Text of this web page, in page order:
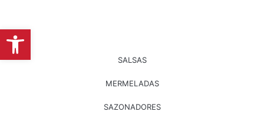
SALSAS
MERMELADAS
SAZONADORES
Abrir barra de herramientas